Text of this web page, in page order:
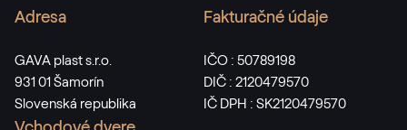
Adresa
GAVA plast s.r.o.
931 01 Šamorín
Slovenská republika
Fakturačné údaje
IČO : 50789198
DIČ : 2120479570
IČ DPH : SK2120479570